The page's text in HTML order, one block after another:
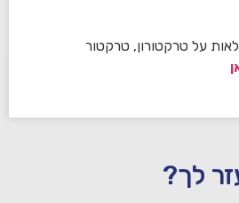
על טרקטורון, טרקטור
לך?